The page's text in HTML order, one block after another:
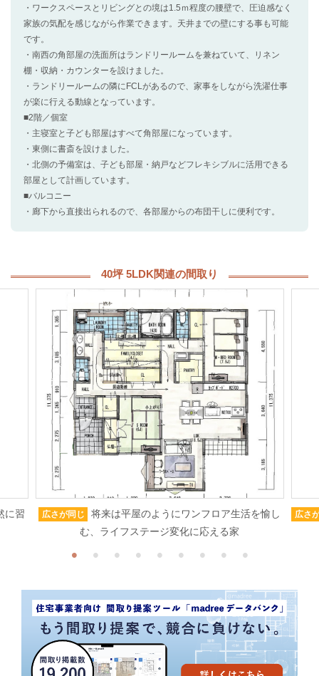
・ワークスペースとリビングとの境は1.5ｍ程度の腰壁で、圧迫感なく
家族の気配を感じながら作業できます。天井までの壁にする事も可能
です。
・南西の角部屋の洗面所はランドリールームを兼ねていて、リネン
棚・収納・カウンターを設けました。
・ランドリールームの隣にFCLがあるので、家事をしながら洗濯仕事
が楽に行える動線となっています。
■2階／個室
・主寝室と子ども部屋はすべて角部屋になっています。
・東側に書斎を設けました。
・北側の予備室は、子ども部屋・納戸などフレキシブルに活用できる
部屋として計画しています。
■バルコニー
・廊下から直接出られるので、各部屋からの布団干しに便利です。
40坪 5LDK関連の間取り
に習 広さが同じ
将来は平屋のようにワンフロア生活を愉し
む、ライフステージ変化に応える家
広さ